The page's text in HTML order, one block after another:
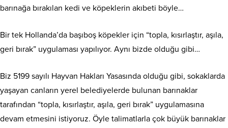
barınağa bırakılan kedi ve köpeklerin akıbeti böyle…
Bir tek Hollanda’da başıboş köpekler için “topla, kısırlaştır, aşıla,
geri bırak” uygulaması yapılıyor. Aynı bizde olduğu gibi…
Biz 5199 sayılı Hayvan Hakları Yasasında olduğu gibi, sokaklarda
yaşayan canların yerel belediyelerde bulunan barınaklar
tarafından “topla, kısırlaştır, aşıla, geri bırak” uygulamasına
devam etmesini istiyoruz. Öyle talimatlarla çok büyük barınaklar